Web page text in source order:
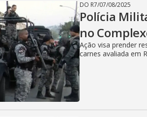
DO R7/07/08/2025
Polícia
no
Ação visa prender
carnes avaliada em